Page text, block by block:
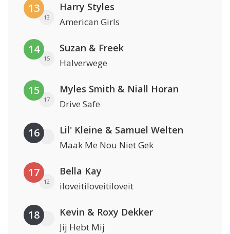
13
13
Harry Styles
American Girls
14
15
Suzan & Freek
Halverwege
15
17
Myles Smith & Niall Horan
Drive Safe
16 Lil' Kleine & Samuel Welten
Maak Me Nou Niet Gek
17
12
Bella Kay
iloveitiloveitiloveit
18 Kevin & Roxy Dekker
Jij Hebt Mij